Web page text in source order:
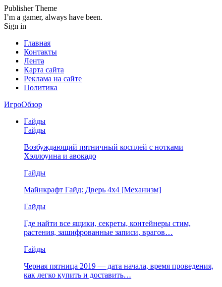
Publisher Theme
I’m a gamer, always have been.
Sign in
Главная
Контакты
Лента
Карта сайта
Реклама на сайте
Политика
ИгроОбзор
Гайды
Гайды
Возбуждающий пятничный косплей с нотками
Хэллоуина и авокадо
Гайды
Майнкрафт Гайд: Дверь 4х4 [Механизм]
Гайды
Где найти все ящики, секреты, контейнеры стим,
растения, зашифрованные записи, врагов…
Гайды
Черная пятница 2019 — дата начала, время проведения,
как легко купить и доставить…